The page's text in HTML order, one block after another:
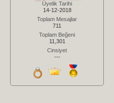
Üyelik Tarihi
14-12-2018
Toplam Mesajlar
711
Toplam Beğeni
11,301
Cinsiyet
---